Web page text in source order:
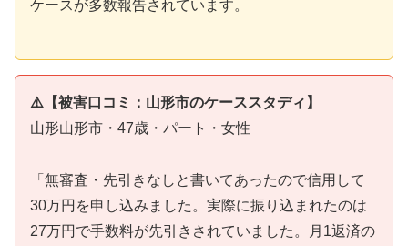
ケースが多数報告されています。
⚠️【被害口コミ：山形市のケーススタディ】
山形山形市・47歳・パート・女性
「無審査・先引きなしと書いてあったので信用して
30万円を申し込みました。実際に振り込まれたのは
27万円で手数料が先引きされていました。月1返済の